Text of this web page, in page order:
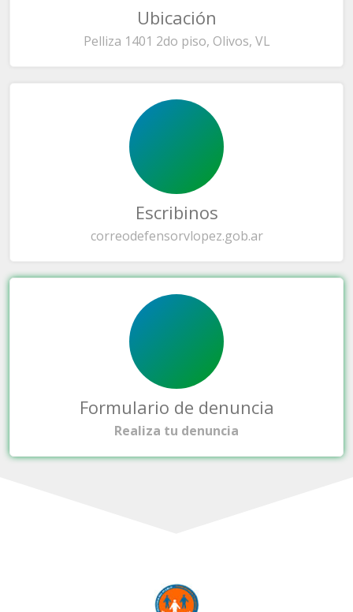
Ubicación
Pelliza 1401 2do piso, Olivos, VL
Escribinos
correodefensorvlopez.gob.ar
Formulario de denuncia
Realiza tu denuncia